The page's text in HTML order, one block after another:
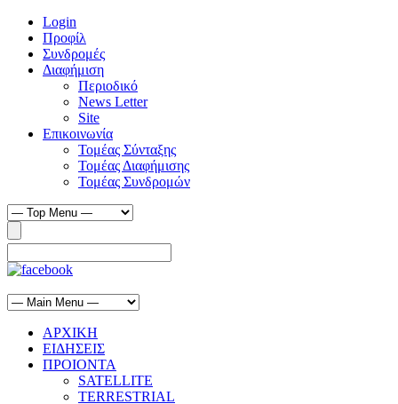
Login
Προφίλ
Συνδρομές
Διαφήμιση
Περιοδικό
News Letter
Site
Επικοινωνία
Τομέας Σύνταξης
Τομέας Διαφήμισης
Τομέας Συνδρομών
ΑΡΧΙΚΗ
ΕΙΔΗΣΕΙΣ
ΠΡΟΙΟΝΤΑ
SATELLITE
TERRESTRIAL